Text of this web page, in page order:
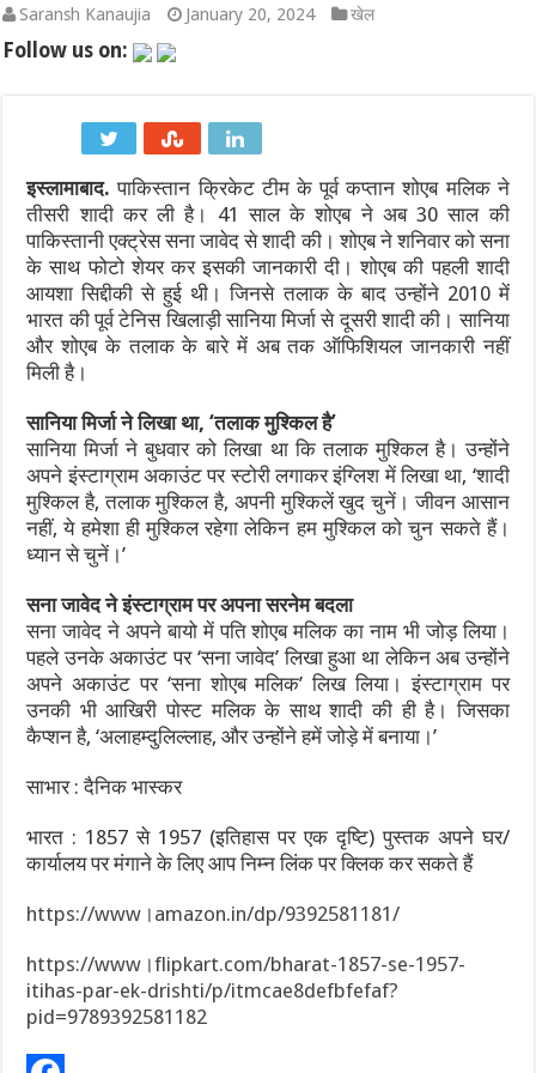
2027 वनडे वर्ल्ड कप: अफगानिस्तान ने सीधे क्वालिफाई कर रचा
ऋषभ पंत का उत्तराखंड प्रेम: गृह राज्य में पहला घर बनाने की इच्छा, सीएम
भारत सरकार का Meta पर बड़ा एक्शन: डीपफेक और प्रोपेगैंडा रोकने के
दिल्ली कैबिनेट का बड़ा फैसला: ‘दिल्ली प्राइवेट यूनिवर्सिटीज बिल 2026’
प्रयागराज में अबान अहमद के अंतिम संस्कार को लेकर सुरक्षा अलर्ट,
Saransh Kanaujia January 20, 2024 खेल
Follow us on:
इस्लामाबाद. पाकिस्तान क्रिकेट टीम के पूर्व कप्तान शोएब मलिक ने
तीसरी शादी कर ली है। 41 साल के शोएब ने अब 30 साल की
पाकिस्तानी एक्ट्रेस सना जावेद से शादी की। शोएब ने शनिवार को सना
के साथ फोटो शेयर कर इसकी जानकारी दी। शोएब की पहली शादी
आयशा सिद्दीकी से हुई थी। जिनसे तलाक के बाद उन्होंने 2010 में
भारत की पूर्व टेनिस खिलाड़ी सानिया मिर्जा से दूसरी शादी की। सानिया
और शोएब के तलाक के बारे में अब तक ऑफिशियल जानकारी नहीं
मिली है।
सानिया मिर्जा ने लिखा था, ‘तलाक मुश्किल है’
सानिया मिर्जा ने बुधवार को लिखा था कि तलाक मुश्किल है। उन्होंने
अपने इंस्टाग्राम अकाउंट पर स्टोरी लगाकर इंग्लिश में लिखा था, ‘शादी
मुश्किल है, तलाक मुश्किल है, अपनी मुश्किलें खुद चुनें। जीवन आसान
नहीं, ये हमेशा ही मुश्किल रहेगा लेकिन हम मुश्किल को चुन सकते हैं।
ध्यान से चुनें।’
सना जावेद ने इंस्टाग्राम पर अपना सरनेम बदला
सना जावेद ने अपने बायो में पति शोएब मलिक का नाम भी जोड़ लिया।
पहले उनके अकाउंट पर ‘सना जावेद’ लिखा हुआ था लेकिन अब उन्होंने
अपने अकाउंट पर ‘सना शोएब मलिक’ लिख लिया। इंस्टाग्राम पर
उनकी भी आखिरी पोस्ट मलिक के साथ शादी की ही है। जिसका
कैप्शन है, ‘अलाहम्दुलिल्लाह, और उन्होंने हमें जोड़े में बनाया।’
साभार : दैनिक भास्कर
भारत : 1857 से 1957 (इतिहास पर एक दृष्टि) पुस्तक अपने घर/
कार्यालय पर मंगाने के लिए आप निम्न लिंक पर क्लिक कर सकते हैं
https://www।amazon.in/dp/9392581181/
https://www।flipkart.com/bharat-1857-se-1957-
itihas-par-ek-drishti/p/itmcae8defbfefaf?
pid=9789392581182